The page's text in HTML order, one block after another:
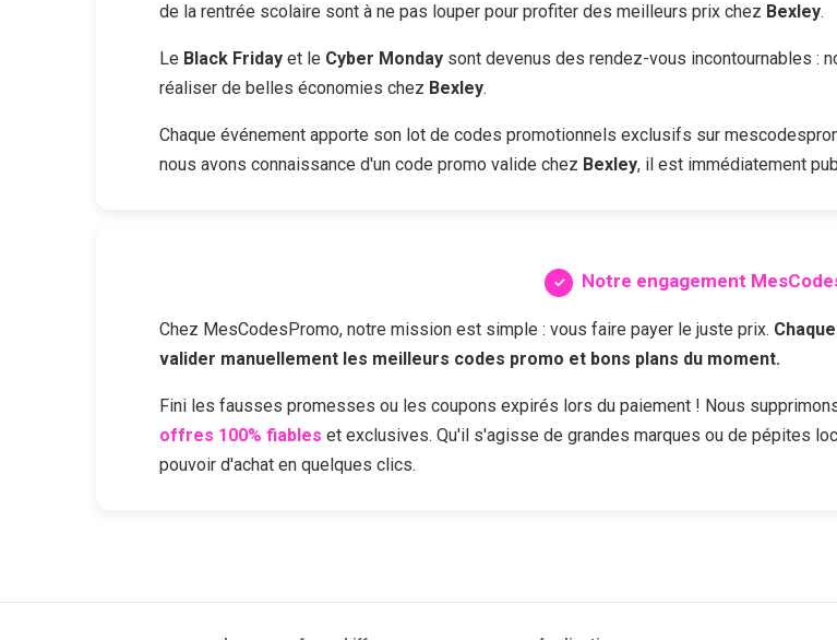
de la rentrée scolaire sont à ne pas louper pour profiter des meilleurs prix chez Bexley.
Le Black Friday et le Cyber Monday sont devenus des rendez-vous incontournables :
réaliser de belles économies chez Bexley.
Chaque événement apporte son lot de codes promotionnels exclusifs sur
nous avons connaissance d'un code promo valide chez Bexley, il est immédiatement
Notre engagement
Chez MesCodesPromo, notre mission est simple : vous faire payer le juste prix.
valider manuellement les meilleurs codes promo et bons plans du moment.
Fini les fausses promesses ou les coupons expirés lors du paiement ! Nous
offres 100% fiables et exclusives. Qu'il s'agisse de grandes marques ou de pépites
pouvoir d'achat en quelques clics.